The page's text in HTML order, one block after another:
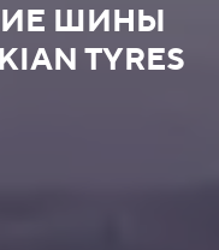
ШИНЫ
TYRES